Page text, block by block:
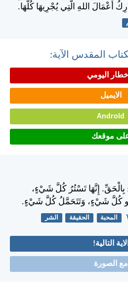
أَعْمَالَ اللهِ الَّتِي يُجْرِيهَا كُلَّهَا.
المقدس الآية:
اليومي
الايميل
Android
موقعك
بِالْحَقِّ. إِنَّهَا تَسْتُرُ كُلَّ شَيْءٍ،
كُلَّ شَيْءٍ، وَتَتَحَمَّلُ كُلَّ شَيْءٍ.
المحبة الحقيقة الشر
الاية التالية!
مع الصورة